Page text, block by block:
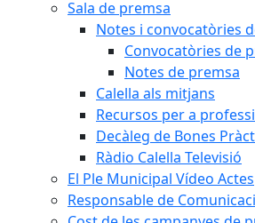
Sala de premsa
Notes i convocatòries
Convocatòries de
Notes de premsa
Calella als mitjans
Recursos per a
Decàleg de Bones
Ràdio Calella Televisió
El Ple Municipal Vídeo Actes
Responsable de